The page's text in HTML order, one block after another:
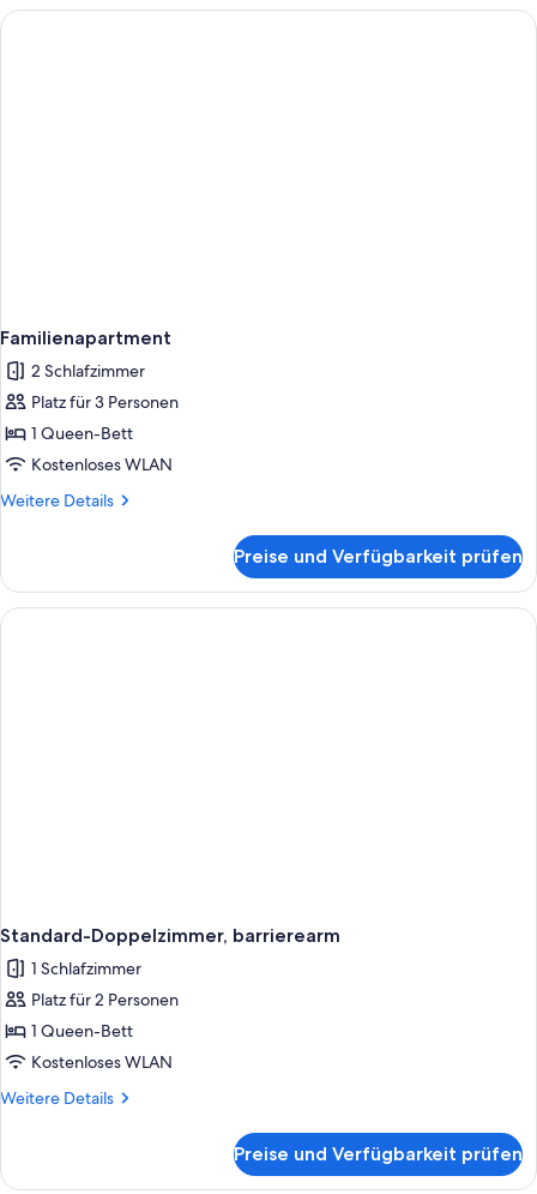
Familienapartment
2 Schlafzimmer
Platz für 3 Personen
1 Queen-Bett
Kostenloses WLAN
Weitere Details
Weitere
Preise und Verfügbarkeit prüfen
Standard-Doppelzimmer, barrierearm
1 Schlafzimmer
Platz für 2 Personen
1 Queen-Bett
Kostenloses WLAN
Weitere Details
Weitere
Doppelzimmer,
Preise und Verfügbarkeit prüfen